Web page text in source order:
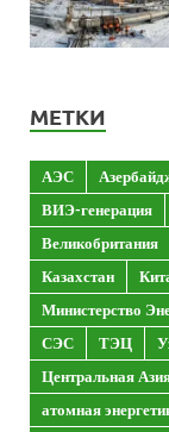
МЕТКИ
АЭС
ВИЭ-генерация
Великобритания
Казахстан
Министерство
СЭС
ТЭЦ
Центральная
атомная